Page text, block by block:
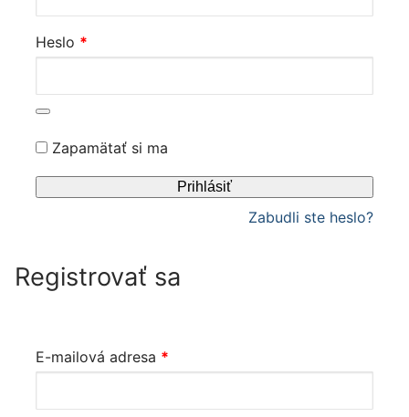
Heslo *
Zapamätať si ma
Prihlásiť
Zabudli ste heslo?
Registrovať sa
E-mailová adresa *